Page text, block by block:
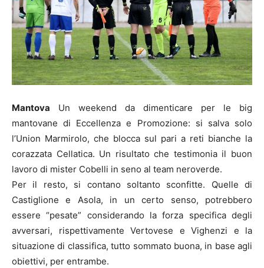
Mantova Un weekend da dimenticare per le big
mantovane di Eccellenza e Promozione: si salva solo
l’Union Marmirolo, che blocca sul pari a reti bianche la
corazzata Cellatica. Un risultato che testimonia il buon
lavoro di mister Cobelli in seno al team neroverde.
Per il resto, si contano soltanto sconfitte. Quelle di
Castiglione e Asola, in un certo senso, potrebbero
essere “pesate” considerando la forza specifica degli
avversari, rispettivamente Vertovese e Vighenzi e la
situazione di classifica, tutto sommato buona, in base agli
obiettivi, per entrambe.